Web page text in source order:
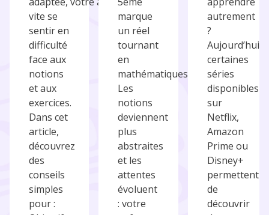
vite se
sentir en
difficulté
face aux
notions
et aux
exercices.
Dans cet
article,
découvrez
des
conseils
simples
pour :
marque
un réel
tournant
en
mathématiques.
Les
notions
deviennent
plus
abstraites
et les
attentes
évoluent
: votre
autrement
?
Aujourd’hui,
certaines
séries
disponibles
sur
Netflix,
Amazon
Prime ou
Disney+
permettent
de
découvrir